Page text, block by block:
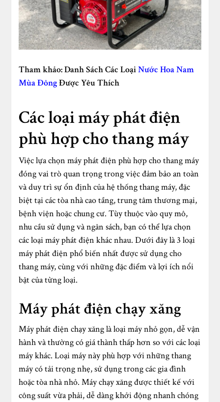
Tham khảo: Danh Sách Các LoạiNước Hoa Nam
Mùa ĐôngĐược Yêu Thích
Các loại máy phát điện
phù hợp cho thang máy
Việc lựa chọn máy phát điện phù hợp cho thang máy
đóng vai trò quan trọng trong việc đảm bảo an toàn
và duy trì sự ổn định của hệ thống thang máy, đặc
biệt tại các tòa nhà cao tầng, trung tâm thương mại,
bệnh viện hoặc chung cư. Tùy thuộc vào quy mô,
nhu cầu sử dụng và ngân sách, bạn có thể lựa chọn
các loại máy phát điện khác nhau. Dưới đây là 3 loại
máy phát điện phổ biến nhất được sử dụng cho
thang máy, cùng với những đặc điểm và lợi ích nổi
bật của từng loại.
Máy phát điện chạy xăng
Máy phát điện chạy xăng là loại máy nhỏ gọn, dễ vận
hành và thường có giá thành thấp hơn so với các loại
máy khác. Loại máy này phù hợp với những thang
máy có tải trọng nhẹ, sử dụng trong các gia đình
hoặc tòa nhà nhỏ. Máy chạy xăng được thiết kế với
công suất vừa phải, dễ dàng khởi động nhanh chóng